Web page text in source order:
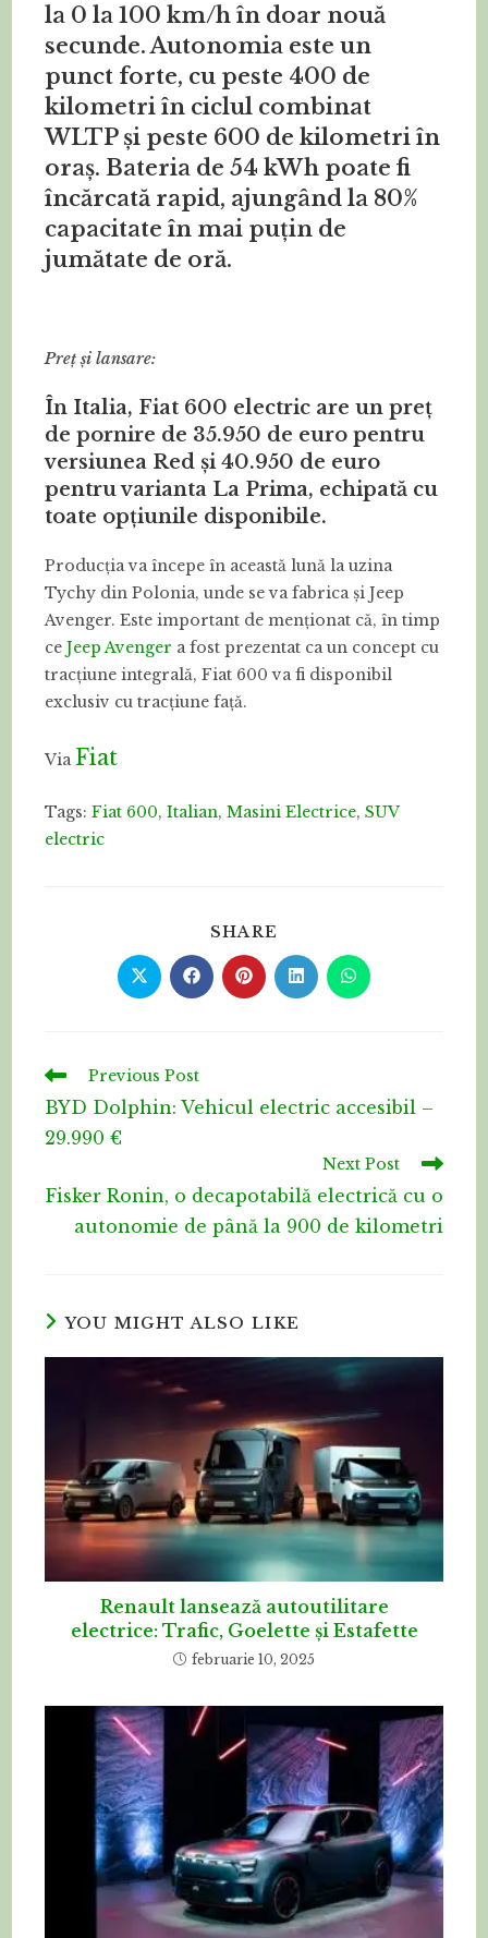
la 0 la 100 km/h în doar nouă
secunde. Autonomia este un
punct forte, cu peste 400 de
kilometri în ciclul combinat
WLTP și peste 600 de kilometri în
oraș. Bateria de 54 kWh poate fi
încărcată rapid, ajungând la 80%
capacitate în mai puțin de
jumătate de oră.
Preț și lansare:
În Italia, Fiat 600 electric are un preț
de pornire de 35.950 de euro pentru
versiunea Red și 40.950 de euro
pentru varianta La Prima, echipată cu
toate opțiunile disponibile.
Producția va începe în această lună la uzina
Tychy din Polonia, unde se va fabrica și Jeep
Avenger. Este important de menționat că, în timp
ceJeep Avenger a fost prezentat ca un concept cu
tracțiune integrală, Fiat 600 va fi disponibil
exclusiv cu tracțiune față.
ViaFiat
Tags:Fiat 600,Italian,Masini Electrice,SUV
electric
SHARE
THIS
CONTENT
Opens
in
Opens
in
Opens
in
Opens
in
Opens
in
Read
articles
Previous Post
BYD Dolphin: Vehicul electric accesibil –
29.990 €
Next Post
Fisker Ronin, o decapotabilă electrică cu o
autonomie de până la 900 de kilometri
YOU MIGHT ALSO LIKE
Renault lansează autoutilitare
electrice: Trafic, Goelette și Estafette
februarie 10, 2025